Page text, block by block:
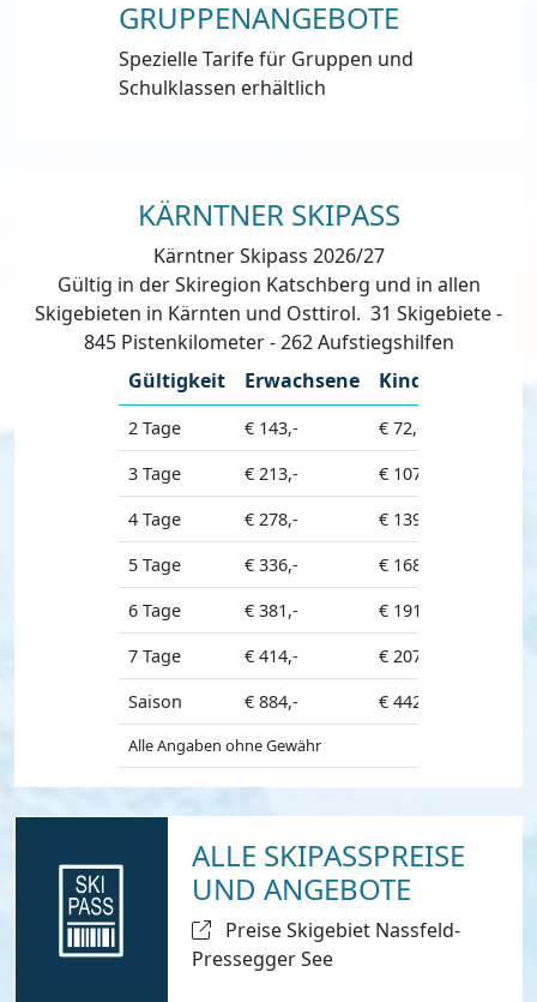
GRUPPENANGEBOTE
Spezielle Tarife für Gruppen und
Schulklassen erhältlich
KÄRNTNER SKIPASS
Kärntner Skipass 2026/27
Gültig in der Skiregion Katschberg und in allen
Skigebieten in Kärnten und Osttirol. 31 Skigebiete -
845 Pistenkilometer - 262 Aufstiegshilfen
Gültigkeit
Erwachsene Kinder
2 Tage € 143,- € 72,-
3 Tage
€ 213,- € 107,-
4 Tage
€ 278,- € 139,-
5 Tage
€ 336,- € 168,-
6 Tage
€ 381,- € 191,-
7 Tage
€ 414,- € 207,-
Saison
€ 884,- € 442,-
Alle Angaben ohne Gewähr
ALLE SKIPASSPREISE
UND ANGEBOTE
Preise Skigebiet Nassfeld-
Pressegger See